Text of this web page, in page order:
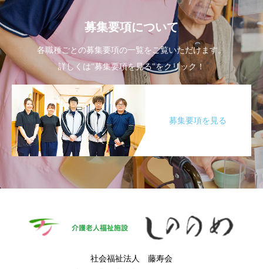
募集要項について
各職種ごとの募集要項の一覧をご覧いただけます。
詳しくは"募集要項を見る"をクリック！
募集要項を見る
社会福祉法人 藤寿会